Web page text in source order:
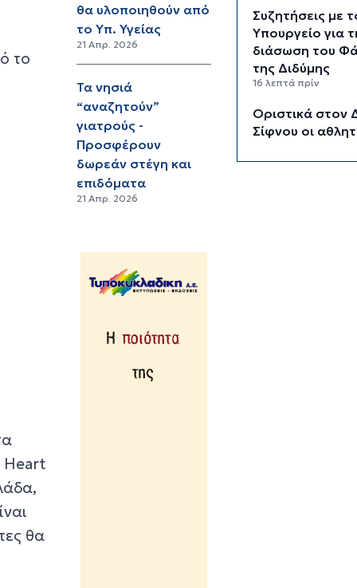
το
Heart
θα
θα υλοποιηθούν από
το Υπ. Υγείας
21 Απρ. 2026
Τα νησιά
“αναζητούν”
γιατρούς -
Προσφέρουν
δωρεάν στέγη και
επιδόματα
21 Απρ. 2026
Συζητήσεις με
Υπουργείο για
διάσωση του
της Διδύμης
16 λεπτά πρίν
Οριστικά στον
Σίφνου οι
"Μαρούσας"